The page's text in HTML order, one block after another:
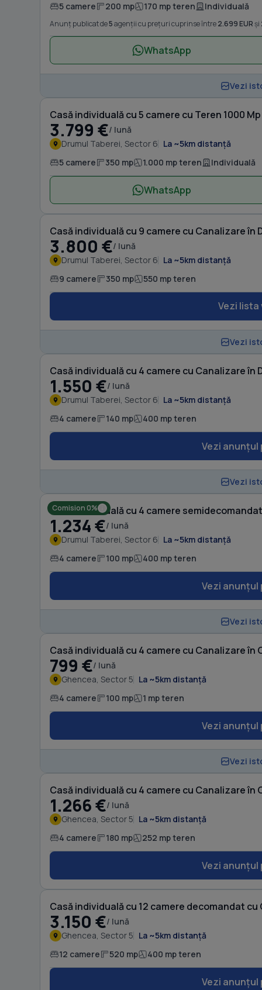
5 camere 200 mp 170 mp teren Individuală
Anunț publicat de5agenții cu prețuri cuprinse între2.699 EURși
WhatsApp
Vezi
Casă individuală cu 5 camere cu Teren 1000
3.799 €/ lună
Drumul Taberei, Sector 6 La ~5km distanță
5 camere 350 mp 1.000 mp teren Individuală
WhatsApp
Casă individuală cu 9 camere cu Canalizare în
3.800 €/ lună
Drumul Taberei, Sector 6 La ~5km distanță
9 camere 350 mp 550 mp teren
Vezi
Vezi
Casă individuală cu 4 camere cu Canalizare în
1.550 €/ lună
Drumul Taberei, Sector 6 La ~5km distanță
4 camere 140 mp 400 mp teren
Vezi anunțul
Vezi
Comision 0%
Casă individuală cu 4 camere
1.234 €/ lună
Drumul Taberei, Sector 6 La ~5km distanță
4 camere 100 mp 400 mp teren
Vezi anunțul
Vezi
Casă individuală cu 4 camere cu Canalizare în
799 €/ lună
Ghencea, Sector 5 La ~5km distanță
4 camere 100 mp 1 mp teren
Vezi anunțul
Vezi
Casă individuală cu 4 camere cu Canalizare în
1.266 €/ lună
Ghencea, Sector 5 La ~5km distanță
4 camere 180 mp 252 mp teren
Vezi anunțul
Casă individuală cu 12 camere decomandat
3.150 €/ lună
Ghencea, Sector 5 La ~5km distanță
12 camere 520 mp 400 mp teren
Vezi anunțul